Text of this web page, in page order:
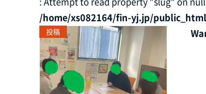
/home/xs082164/fin-yj.jp/
投稿